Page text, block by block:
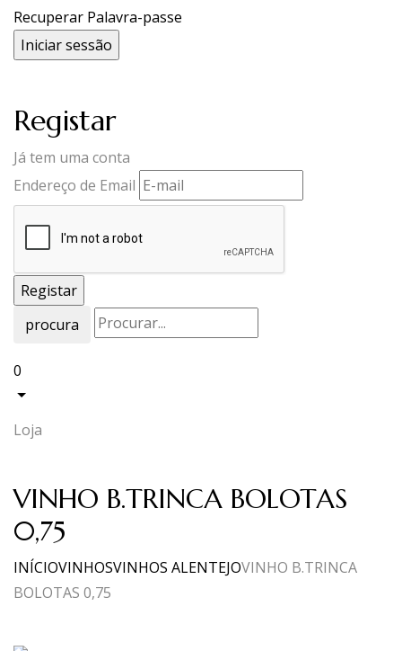
Recuperar Palavra-passe
Registar
Já tem uma conta
Endereço de Email
procura
0
Loja
VINHO B.TRINCA BOLOTAS
0,75
INÍCIOVINHOSVINHOS ALENTEJOVINHO B.TRINCA
BOLOTAS 0,75